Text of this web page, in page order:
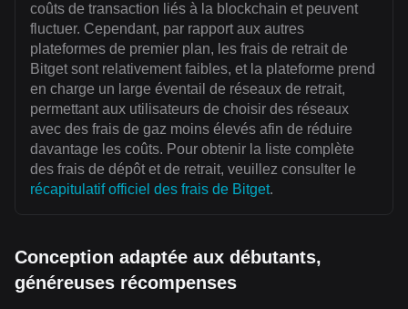
coûts de transaction liés à la blockchain et peuvent
fluctuer. Cependant, par rapport aux autres
plateformes de premier plan, les frais de retrait de
Bitget sont relativement faibles, et la plateforme prend
en charge un large éventail de réseaux de retrait,
permettant aux utilisateurs de choisir des réseaux
avec des frais de gaz moins élevés afin de réduire
davantage les coûts. Pour obtenir la liste complète
des frais de dépôt et de retrait, veuillez consulter le
récapitulatif officiel des frais de Bitget.
Conception adaptée aux débutants,
généreuses récompenses